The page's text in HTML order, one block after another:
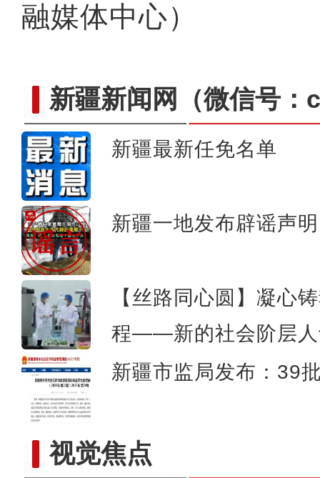
融媒体中心）
新疆新闻网 （微信号
新疆最新任免名单
新疆一地发布辟谣声明
【丝路同心圆】凝心
程——新的社会阶层人
新疆市监局发布：39
视觉焦点新疆首个“公路口岸+属地直